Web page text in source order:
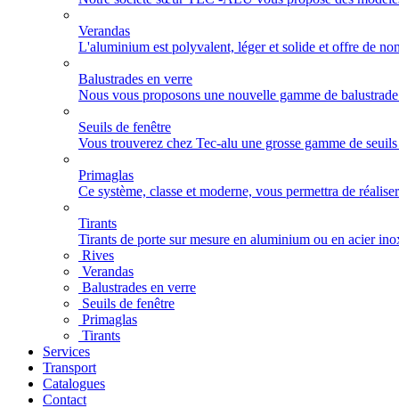
Verandas
L'aluminium est polyvalent, léger et solide et offre de
Balustrades en verre
Nous vous proposons une nouvelle gamme de
Seuils de fenêtre
Vous trouverez chez Tec-alu une grosse gamme de
Primaglas
Ce système, classe et moderne, vous permettra de
Tirants
Tirants de porte sur mesure en aluminium ou en acier
Rives
Verandas
Balustrades en verre
Seuils de fenêtre
Primaglas
Tirants
Services
Transport
Catalogues
Contact